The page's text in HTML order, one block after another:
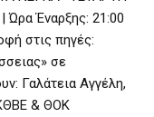
Έναρξης: 21:00
στις πηγές:
σε
Γαλάτεια Αγγέλη,
& ΘΟΚ